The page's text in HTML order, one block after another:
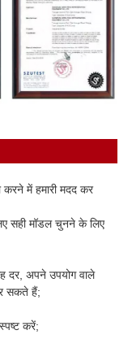
में हमारी मदद कर
सही मॉडल चुनने के लिए
दर, अपने उपयोग वाले
सकते हैं;
करें;